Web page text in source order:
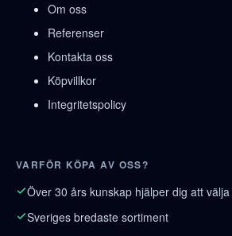
Om oss
Referenser
Kontakta oss
Köpvillkor
Integritetspolicy
VARFÖR KÖPA AV OSS?
Över 30 års kunskap hjälper dig att
Sveriges bredaste sortiment